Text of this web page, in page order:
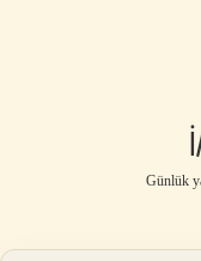
Günlük